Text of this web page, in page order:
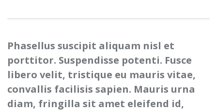
Phasellus suscipit aliquam nisl et
porttitor. Suspendisse potenti. Fusce
libero velit, tristique eu mauris vitae,
convallis facilisis sapien. Mauris urna
diam, fringilla sit amet eleifend id,